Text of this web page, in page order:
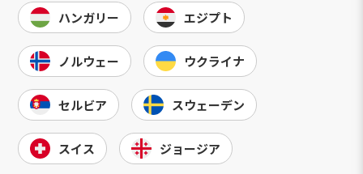
ハンガリー エジプト
ノルウェー ウクライナ
セルビア スウェーデン
スイス ジョージア